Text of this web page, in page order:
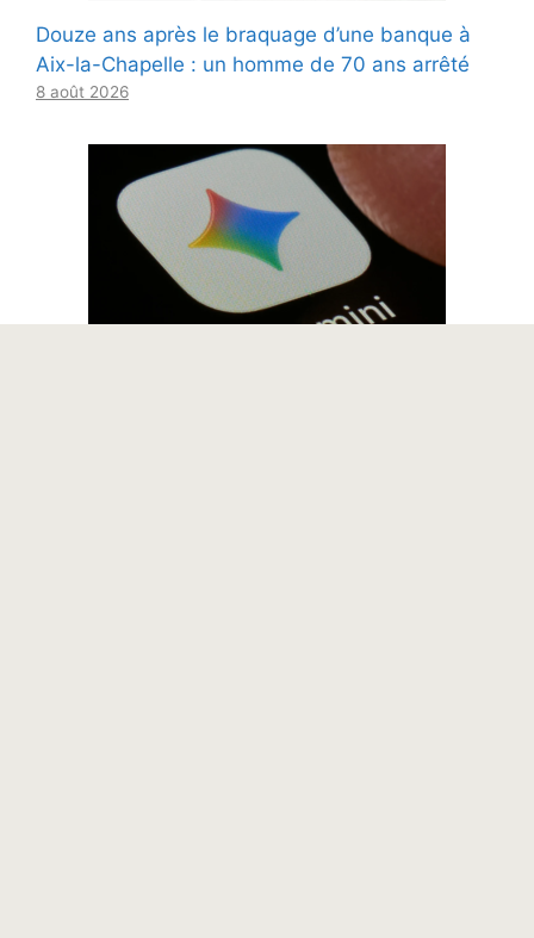
Douze ans après le braquage d’une banque à
Aix-la-Chapelle : un homme de 70 ans arrêté
8 août 2026